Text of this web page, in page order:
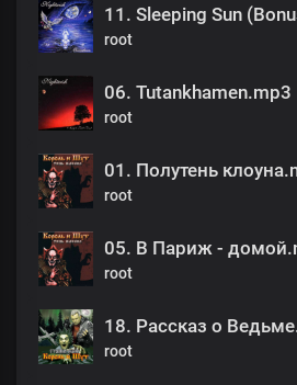
11. Sleeping Sun
root
06. Tutankhamen.mp3
root
01. Полутень
root
05. В Париж -
root
18. Рассказ о
root